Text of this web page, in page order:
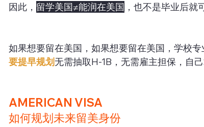
因此， 留学美国≠能润在美国 ，也不是毕业后就
如果想要留在美国，如果想要留在美国，学校
要提早规划无需抽取H-1B，无需雇主担保，自
AMERICAN VISA
如何规划未来留美身份